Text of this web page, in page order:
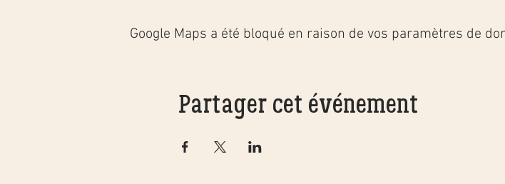
Google Maps a été bloqué en raison de vos paramètres de
Partager cet événement